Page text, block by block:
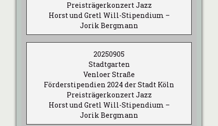
Preisträgerkonzert Jazz
Horst und Gretl Will-Stipendium –
Jorik Bergmann
20250905
Stadtgarten
Venloer Straße
Förderstipendien 2024 der Stadt Köln
Preisträgerkonzert Jazz
Horst und Gretl Will-Stipendium –
Jorik Bergmann